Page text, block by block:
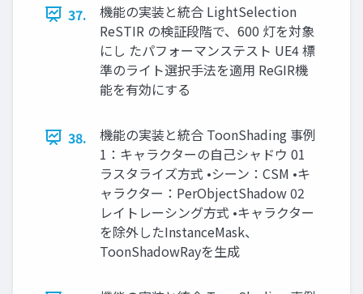
37.
機能の実装と統合 LightSelection
ReSTIR の検証段階で、600 灯を対象
にし たパフォーマンステスト UE4 標
準のライト選択手法を適用 ReGIR機
能を有効にする
38.
機能の実装と統合 ToonShading 事例
1：キャラクターの自己シャドウ 01
ラスタライズ方式 •シーン：CSM •キ
ャラクター：PerObjectShadow 02
レイトレーシング方式 •キャラクター
を除外したInstanceMask、
ToonShadowRayを生成